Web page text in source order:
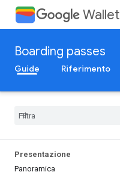
Wallet
Boarding passes
Guide
Riferimento
Presentazione
Panoramica